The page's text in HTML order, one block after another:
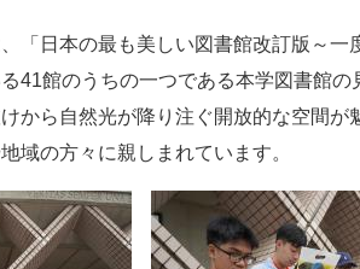
「日本の最も美しい図書館改訂版～
41館のうちの一つである本学図書館
から自然光が降り注ぐ開放的な空間が
域の方々に親しまれています。